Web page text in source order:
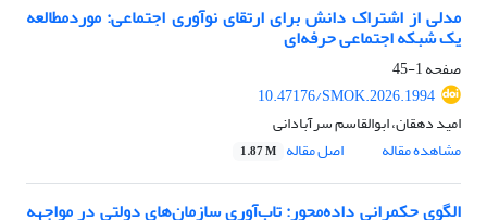
مدلی از اشتراک دانش برای ارتقای نوآوری اجتماعی: موردمطالعه
یک شبکه اجتماعی حرفه‌ای
صفحه1-45
10.47176/SMOK.2026.1994
امید دهقان، ابوالقاسم سرآبادانی
مشاهده مقاله
اصل مقاله 1.87 M
الگوی حکمرانی داده‌محور: تاب‌آوری سازمان‌های دولتی در مواجهه